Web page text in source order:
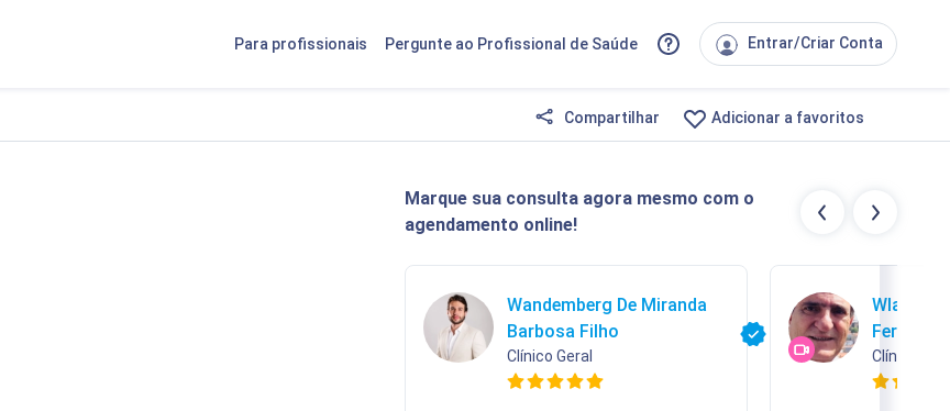
Para profissionais Pergunte ao Profissional de Saúde Entrar/Criar Conta
Compartilhar Adicionar a favoritos
Marque sua consulta agora mesmo com o
agendamento online!
Wandemberg De Miranda
Barbosa Filho
Clínico Geral
Feres
Clínico